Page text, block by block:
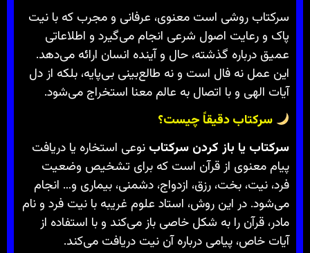
سرکتاب روشی است معنوی، عرفانی و مجرب که با نیت
پاک و رعایت اصول شرعی انجام می‌گیرد و اطلاعاتی
عمیق درباره گذشته، حال و آینده انسان ارائه می‌دهد.
این عمل نه فال است و نه طالع‌بینی بی‌پایه، بلکه از دل
آیات الهی و با اتصال به عالم معنا استخراج می‌شود.
سرکتاب دقیقاً چیست؟
سرکتاب یا باز کردن سرکتاب نوعی استخاره یا دریافت
پیام معنوی از قرآن است که برای تشخیص وضعیت
فرد، نیت، بخت، رزق، ازدواج، دشمنی، بیماری و… انجام
می‌شود. در این روش، استاد علوم غریبه با نیت فرد و نام
مادر، قرآن را به شکل خاصی باز می‌کند و با استفاده از
آیات خاص، پیامی درباره آن نیت دریافت می‌کند.